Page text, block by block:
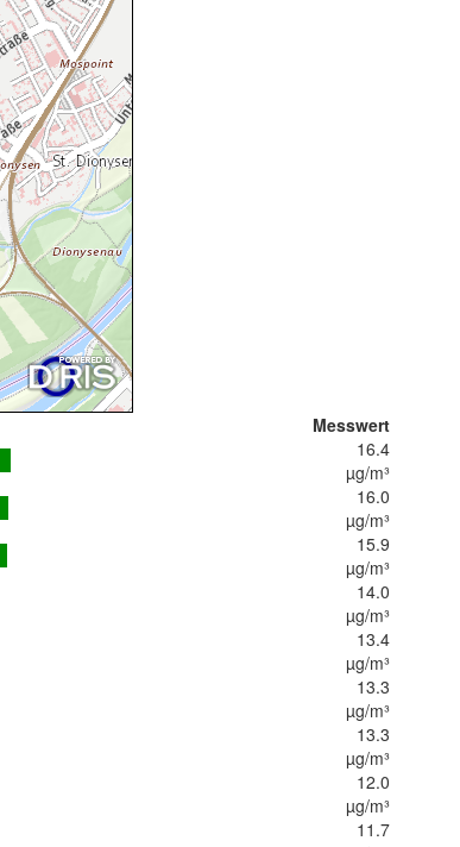
Messwert
16.4
µg/m³
16.0
µg/m³
15.9
µg/m³
14.0
µg/m³
13.4
µg/m³
13.3
µg/m³
13.3
µg/m³
12.0
µg/m³
11.7